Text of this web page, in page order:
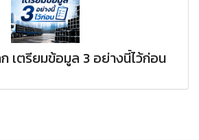
เตรียมข้อมูล 3 อย่างนี้ไว้ก่อน